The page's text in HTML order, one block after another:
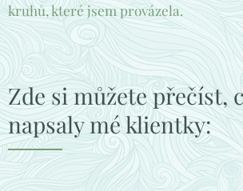
kruhů, které jsem provázela.
Zde si můžete přečíst,
napsaly mé klientky: